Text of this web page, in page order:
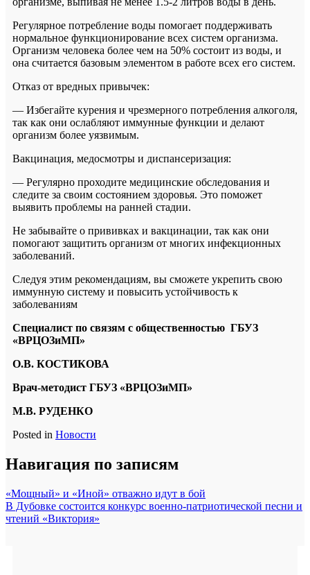
Регулярное потребление воды помогает поддерживать
нормальное функционирование всех систем организма.
Организм человека более чем на 50% состоит из воды, и
она считается базовым элементом в работе всех его систем.
Отказ от вредных привычек:
— Избегайте курения и чрезмерного потребления алкоголя,
так как они ослабляют иммунные функции и делают
организм более уязвимым.
Вакцинация, медосмотры и диспансеризация:
— Регулярно проходите медицинские обследования и
следите за своим состоянием здоровья. Это поможет
выявить проблемы на ранней стадии.
Не забывайте о прививках и вакцинации, так как они
помогают защитить организм от многих инфекционных
заболеваний.
Следуя этим рекомендациям, вы сможете укрепить свою
иммунную систему и повысить устойчивость к
заболеваниям
Специалист по связям с общественностью ГБУЗ
«ВРЦОЗиМП»
О.В. КОСТИКОВА
Врач-методист ГБУЗ «ВРЦОЗиМП»
М.В. РУДЕНКО
Posted in Новости
Навигация по записям
«Мощный» и «Иной» отважно идут в бой
В Дубовке состоится конкурс военно-патриотической песни и
чтений «Виктория»